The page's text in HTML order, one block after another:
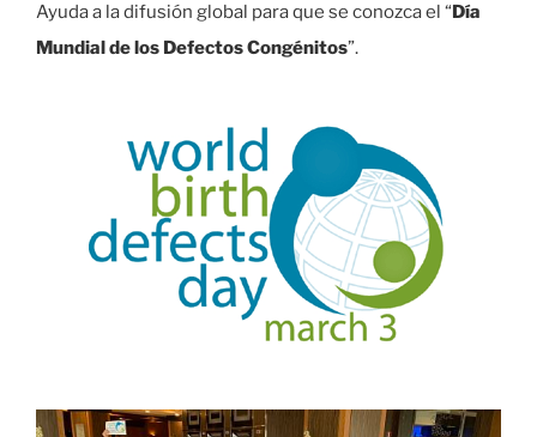
Ayuda a la difusión global para que se conozca el “ Día
Mundial de los Defectos Congénitos”.